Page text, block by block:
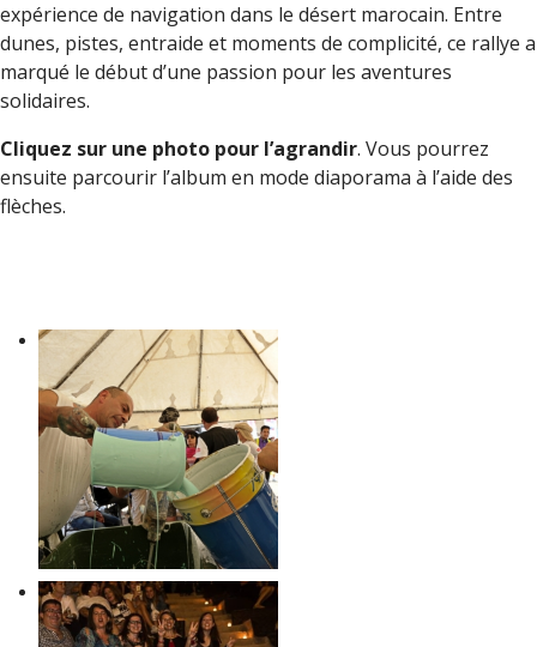
expérience de navigation dans le désert marocain. Entre
dunes, pistes, entraide et moments de complicité, ce rallye a
marqué le début d’une passion pour les aventures
solidaires.
Cliquez sur une photo pour l’agrandir. Vous pourrez
ensuite parcourir l’album en mode diaporama à l’aide des
flèches.